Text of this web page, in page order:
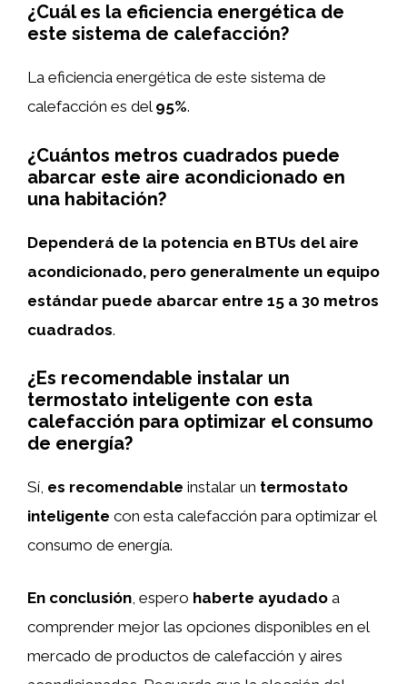
¿Cuál es la eficiencia energética de
este sistema de calefacción?
La eficiencia energética de este sistema de
calefacción es del 95%.
¿Cuántos metros cuadrados puede
abarcar este aire acondicionado en
una habitación?
Dependerá de la potencia en BTUs del aire
acondicionado, pero generalmente un equipo
estándar puede abarcar entre 15 a 30 metros
cuadrados.
¿Es recomendable instalar un
termostato inteligente con esta
calefacción para optimizar el consumo
de energía?
Sí, es recomendable instalar un termostato
inteligente con esta calefacción para optimizar el
consumo de energía.
En conclusión , espero haberte ayudado a
comprender mejor las opciones disponibles en el
mercado de productos de calefacción y aires